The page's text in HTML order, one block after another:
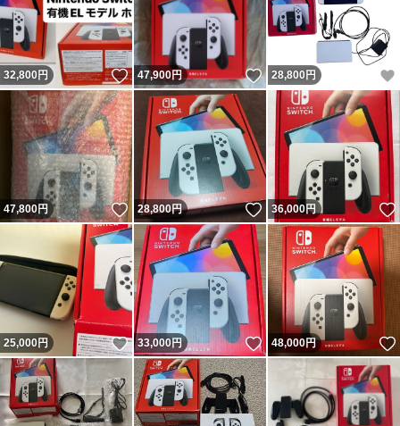
32,800円 いいね！
47,900円 いいね！
28,800 円
47,800円 いいね！
28,800円 いいね！
36,000円
25,000円 いいね！
33,000円 いいね！
48,000円